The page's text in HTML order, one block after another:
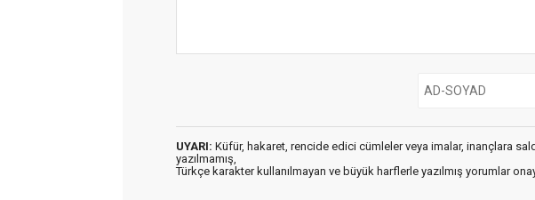
UYARI: Küfür, hakaret, rencide edici cümleler veya imalar, inançlara
yazılmamış,
Türkçe karakter kullanılmayan ve büyük harflerle yazılmış yorumlar